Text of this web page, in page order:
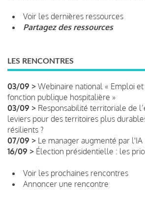
Voir les dernières ressources
Partagez des ressources
LES RENCONTRES
03/09 > Webinaire national « Emploi
fonction publique hospitalière »
03/09 > Responsabilité territoriale de
leviers pour des territoires plus
résilients ?
07/09 > Le manager augmenté par l'IA
16/09 > Élection présidentielle : les
Voir les prochaines rencontres
Annoncer une rencontre